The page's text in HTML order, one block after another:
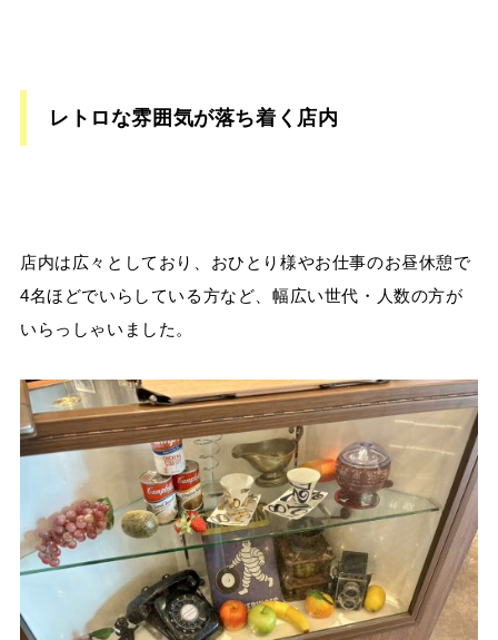
レトロな雰囲気が落ち着く店内
店内は広々としており、おひとり様やお仕事のお昼休憩で
4名ほどでいらしている方など、幅広い世代・人数の方が
いらっしゃいました。